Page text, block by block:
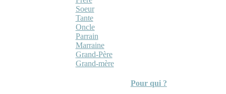
Soeur
Tante
Oncle
Parrain
Marraine
Grand-Père
Grand-mère
Pour qui ?